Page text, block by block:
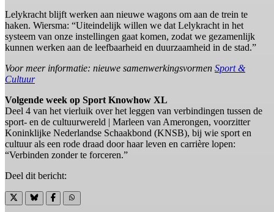
Lelykracht blijft werken aan nieuwe wagons om aan de trein te
haken. Wiersma: “Uiteindelijk willen we dat Lelykracht in het
systeem van onze instellingen gaat komen, zodat we gezamenlijk
kunnen werken aan de leefbaarheid en duurzaamheid in de stad.”
Voor meer informatie: nieuwe samenwerkingsvormen Sport &
Cultuur
Volgende week op Sport Knowhow XL
Deel 4 van het vierluik over het leggen van verbindingen tussen de
sport- en de cultuurwereld | Marleen van Amerongen, voorzitter
Koninklijke Nederlandse Schaakbond (KNSB), bij wie sport en
cultuur als een rode draad door haar leven en carrière lopen:
“Verbinden zonder te forceren.”
Deel dit bericht: